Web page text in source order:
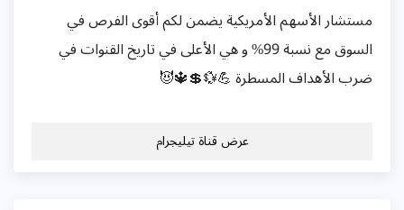
مستشار الأسهم الأمريكية يضمن لكم أقوى الفرص في
السوق مع نسبة 99% و هي الأعلى في تاريخ القنوات في
ضرب الأهداف المسطرة 💪💱💲🔱😈
عرض قناة تيليجرام